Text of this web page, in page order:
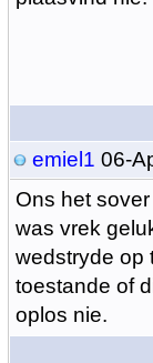
emiel1 06-
Ons het
was vrek
wedstryde op
toestande of
oplos nie.